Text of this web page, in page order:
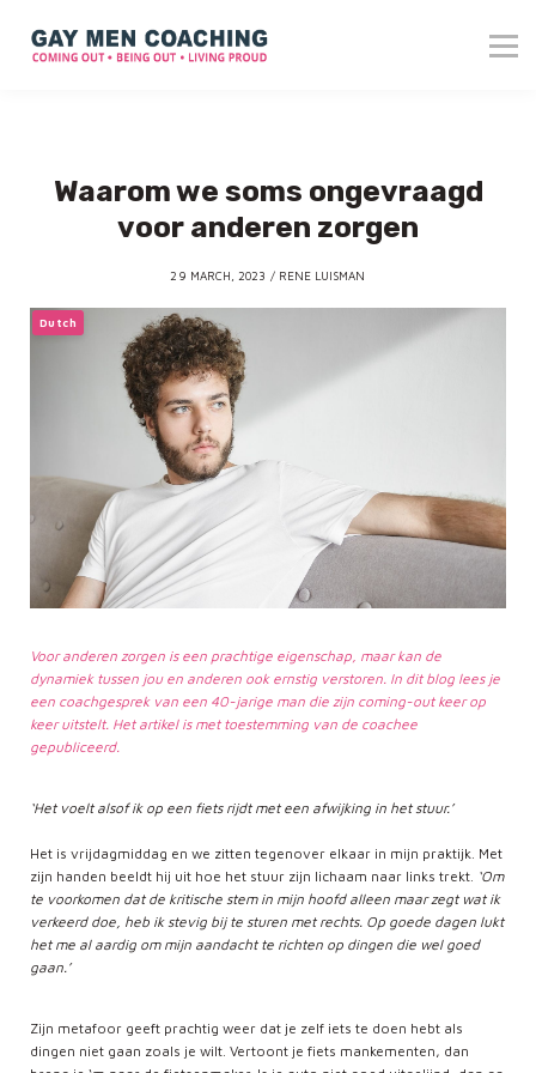
About me
Login
Waarom we soms ongevraagd
voor anderen zorgen
29 MARCH, 2023 / RENE LUISMAN
Dutch
Voor anderen zorgen is een prachtige eigenschap, maar kan de
dynamiek tussen jou en anderen ook ernstig verstoren. In dit blog lees je
een coachgesprek van een 40-jarige man die zijn coming-out keer op
keer uitstelt. Het artikel is met toestemming van de coachee
gepubliceerd.
‘Het voelt alsof ik op een fiets rijdt met een afwijking in het stuur.’
Het is vrijdagmiddag en we zitten tegenover elkaar in mijn praktijk. Met
zijn handen beeldt hij uit hoe het stuur zijn lichaam naar links trekt.
‘Om
te voorkomen dat de kritische stem in mijn hoofd alleen maar zegt wat ik
verkeerd doe, heb ik stevig bij te sturen met rechts. Op goede dagen lukt
het me al aardig om mijn aandacht te richten op dingen die wel goed
gaan.’
Zijn metafoor geeft prachtig weer dat je zelf iets te doen hebt als
dingen niet gaan zoals je wilt. Vertoont je fiets mankementen, dan